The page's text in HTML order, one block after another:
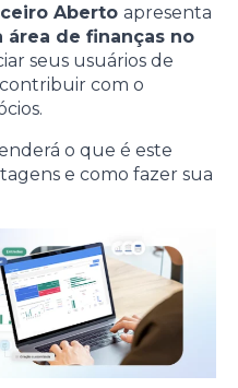
Aberto apresenta
área de finanças no
seus usuários de
contribuir com o
o que é este
e como fazer sua